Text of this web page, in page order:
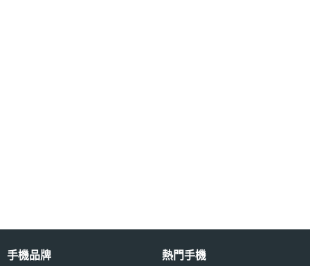
◎ 相機設定: 白平衡、快門聲效、曝光補償、夜拍模
手機品牌 熱門手機